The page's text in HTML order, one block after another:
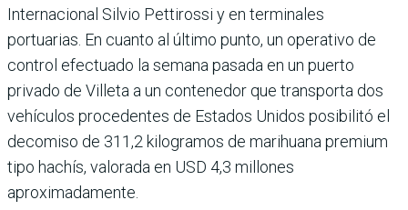
Internacional Silvio Pettirossi y en terminales
portuarias. En cuanto al último punto, un operativo de
control efectuado la semana pasada en un puerto
privado de Villeta a un contenedor que transporta dos
vehículos procedentes de Estados Unidos posibilitó el
decomiso de 311,2 kilogramos de marihuana premium
tipo hachís, valorada en USD 4,3 millones
aproximadamente.